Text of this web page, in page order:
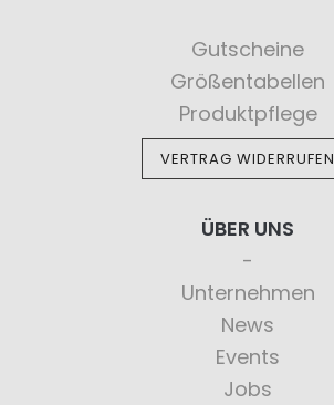
Gutscheine
Größentabellen
Produktpflege
VERTRAG WIDERRUFEN
ÜBER UNS
Unternehmen
News
Events
Jobs